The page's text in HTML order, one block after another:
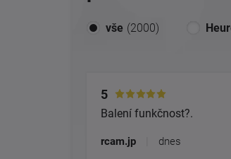
vše (2000)
5
Balení funkčnost?.
rcam.jp dnes